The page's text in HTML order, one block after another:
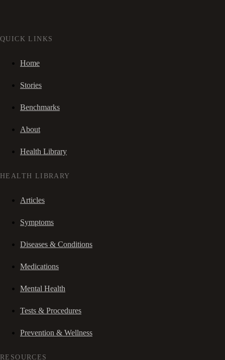
QUICK LINKS
Home
Stories
Benchmarks
About
Health Library
HEALTH LIBRARY
Articles
Symptoms
Diseases & Conditions
Medications
Mental Health
Tests & Procedures
Prevention & Wellness
RESOURCES